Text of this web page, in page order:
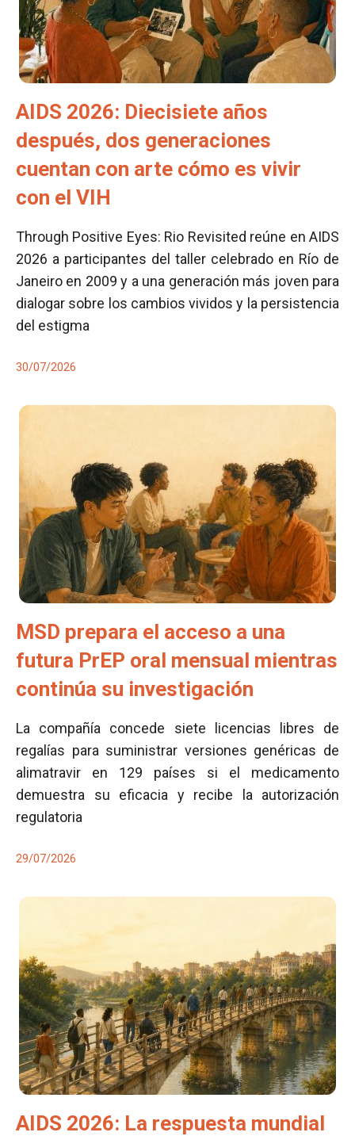
AIDS 2026: Diecisiete años
después, dos generaciones
cuentan con arte cómo es vivir
con el VIH
Through Positive Eyes: Rio Revisited reúne en AIDS
2026 a participantes del taller celebrado en Río de
Janeiro en 2009 y a una generación más joven para
dialogar sobre los cambios vividos y la persistencia
del estigma
30/07/2026
MSD prepara el acceso a una
futura PrEP oral mensual mientras
continúa su investigación
La compañía concede siete licencias libres de
regalías para suministrar versiones genéricas de
alimatravir en 129 países si el medicamento
demuestra su eficacia y recibe la autorización
regulatoria
29/07/2026
AIDS 2026: La respuesta mundial